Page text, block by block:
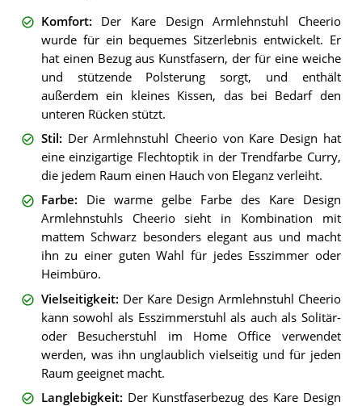
Komfort: Der Kare Design Armlehnstuhl Cheerio
wurde für ein bequemes Sitzerlebnis entwickelt. Er
hat einen Bezug aus Kunstfasern, der für eine weiche
und stützende Polsterung sorgt, und enthält
außerdem ein kleines Kissen, das bei Bedarf den
unteren Rücken stützt.
Stil : Der Armlehnstuhl Cheerio von Kare Design hat
eine einzigartige Flechtoptik in der Trendfarbe Curry,
die jedem Raum einen Hauch von Eleganz verleiht.
Farbe: Die warme gelbe Farbe des Kare Design
Armlehnstuhls Cheerio sieht in Kombination mit
mattem Schwarz besonders elegant aus und macht
ihn zu einer guten Wahl für jedes Esszimmer oder
Heimbüro.
Vielseitigkeit: Der Kare Design Armlehnstuhl Cheerio
kann sowohl als Esszimmerstuhl als auch als Solitär-
oder Besucherstuhl im Home Office verwendet
werden, was ihn unglaublich vielseitig und für jeden
Raum geeignet macht.
Langlebigkeit: Der Kunstfaserbezug des Kare Design